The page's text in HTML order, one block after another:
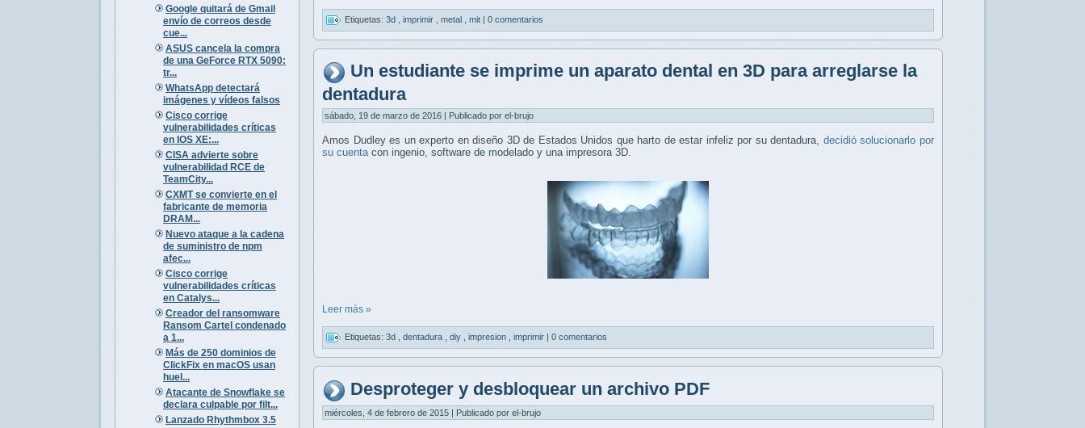
Google quitará de Gmail
envío de correos desde
cue...
ASUS cancela la compra
de una GeForce RTX 5090:
tr...
WhatsApp detectará
imágenes y vídeos falsos
Cisco corrige
vulnerabilidades críticas
en IOS XE:...
CISA advierte sobre
vulnerabilidad RCE de
TeamCity...
CXMT se convierte en el
fabricante de memoria
DRAM...
Nuevo ataque a la cadena
de suministro de npm
afec...
Cisco corrige
vulnerabilidades críticas
en Catalys...
Creador del ransomware
Ransom Cartel condenado
a 1...
Más de 250 dominios de
ClickFix en macOS usan
huel...
Atacante de Snowflake se
declara culpable por filt...
Lanzado Rhythmbox 3.5
Etiquetas: 3d imprimir metal mit | 0 comentarios
Un estudiante se imprime un aparato dental en 3D para arreglarse la
dentadura
sábado, 19 de marzo de 2016 | Publicado por el-brujo
Amos Dudley es un experto en diseño 3D de Estados Unidos que harto de estar infeliz por su dentadura, decidió solucionarlo por
su cuentacon ingenio, software de modelado y una impresora 3D.
Leer más »
Etiquetas: 3d dentadura diy impresion imprimir 0 comentarios
Desproteger y desbloquear un archivo PDF
miércoles, 4 de febrero de 2015 | Publicado por el-brujo